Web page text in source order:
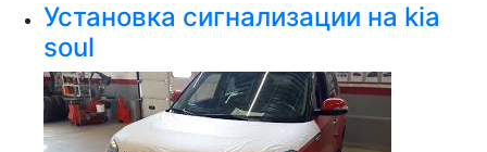
Установка сигнализации на kia
soul